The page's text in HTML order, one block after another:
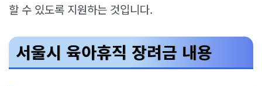
할 수 있도록 지원하는 것입니다.
서울시 육아휴직 장려금 내용